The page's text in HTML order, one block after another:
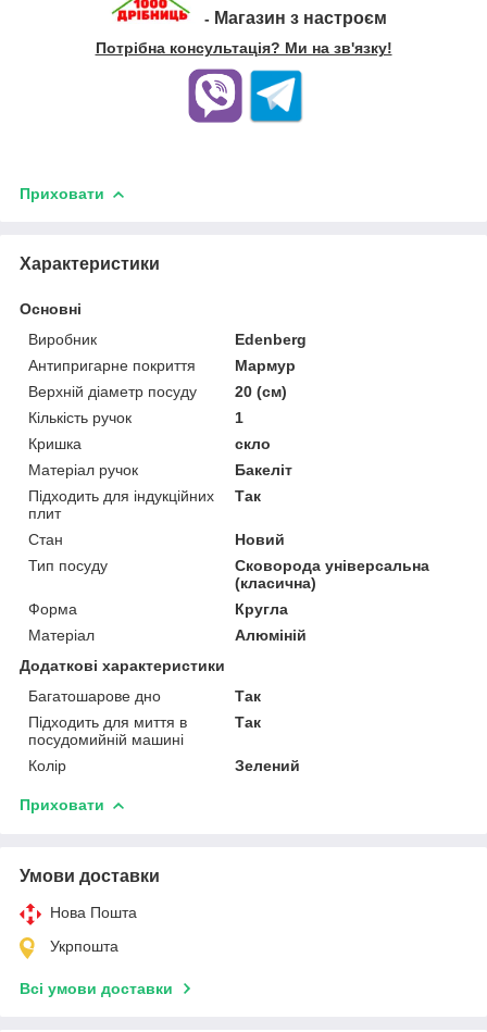
- Магазин з настроєм
Потрібна консультація? Ми на зв'язку!
Приховати
Характеристики
Основні
Виробник
Edenberg
Антипригарне покриття
Мармур
Верхній діаметр посуду
20 (см)
Кількість ручок
1
Кришка
скло
Матеріал ручок
Бакеліт
Підходить для індукційних
плит
Так
Стан
Новий
Тип посуду
Сковорода універсальна
(класична)
Форма
Кругла
Матеріал
Алюміній
Додаткові характеристики
Багатошарове дно
Так
Підходить для миття в
посудомийній машині
Так
Колір Зелений
Приховати
Умови доставки
Нова Пошта
Укрпошта
Всі умови доставки